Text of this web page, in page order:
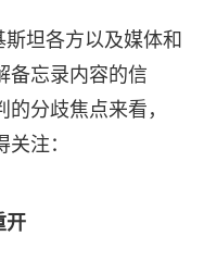
坦各方以及媒体和
备忘录内容的信
分歧焦点来看，
注：
开